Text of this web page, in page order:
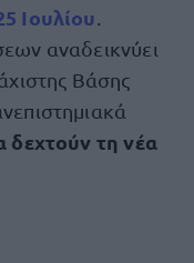
Ιουλίου
αναδεικνύει
Βάσης
δεχτούν τη νέα